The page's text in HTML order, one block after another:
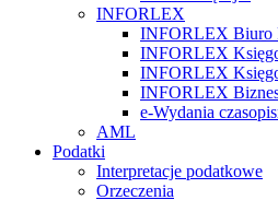
INFORLEX
INFORLEX Biuro
INFORLEX
INFORLEX
INFORLEX
e-Wydania
AML
Podatki
Interpretacje podatkowe
Orzeczenia